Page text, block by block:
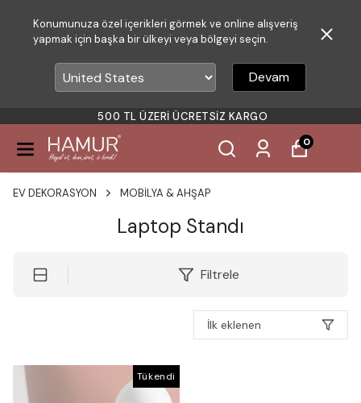
Konumunuza özel içerikleri görmek ve online alışveriş
yapmak için başka bir ülkeyi veya bölgeyi seçin.
Devam
500 TL ÜZERI ÜCRETSIZ KARGO
0
EV DEKORASYON MOBİLYA & AHŞAP
Laptop Standı
Filtrele
İlk eklenen
Tükendi